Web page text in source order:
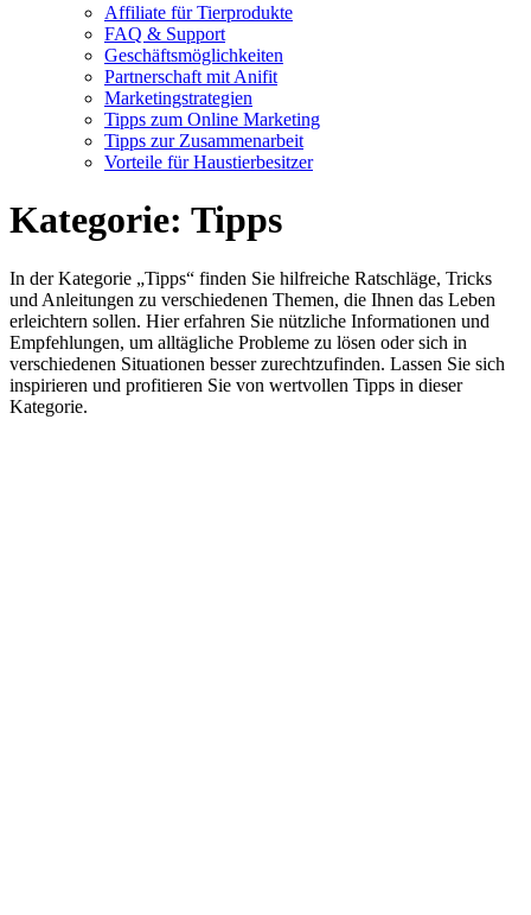
Affiliate für Tierprodukte
FAQ & Support
Geschäftsmöglichkeiten
Partnerschaft mit Anifit
Marketingstrategien
Tipps zum Online Marketing
Tipps zur Zusammenarbeit
Vorteile für Haustierbesitzer
Kategorie: Tipps
In der Kategorie „Tipps“ finden Sie hilfreiche Ratschläge, Tricks
und Anleitungen zu verschiedenen Themen, die Ihnen das Leben
erleichtern sollen. Hier erfahren Sie nützliche Informationen und
Empfehlungen, um alltägliche Probleme zu lösen oder sich in
verschiedenen Situationen besser zurechtzufinden. Lassen Sie sich
inspirieren und profitieren Sie von wertvollen Tipps in dieser
Kategorie.